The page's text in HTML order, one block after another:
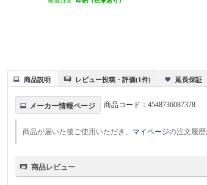
商品説明 レビュー投稿・評価(1件) 延長保証
メーカー情報ページ 商品コード：4548736087378
商品が届いた後ご使用いただき、 マイページの注文履
商品レビュー